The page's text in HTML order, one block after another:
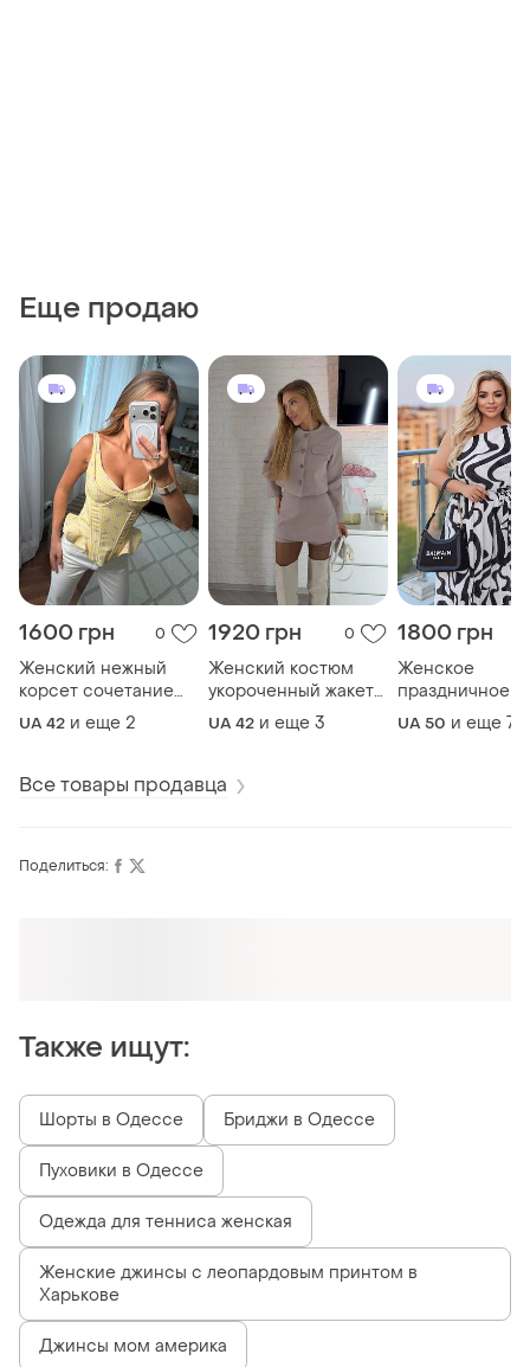
Еще продаю
1600 грн 0
Женский нежный
корсет сочетание
романтики и
женственности
UA 42 и еще 2
1920 грн 0
Женский костюм
укороченный жакет
и юбка твид
UA 42 и еще 3
1800 грн
Женское
праздничное
для особых
в длине макси
UA 50 и еще 7
Все товары продавца
Поделиться:
Также ищут:
Шорты в Одессе Бриджи в Одессе
Пуховики в Одессе
Одежда для тенниса женская
Женские джинсы с леопардовым принтом в
Харькове
Джинсы мом америка